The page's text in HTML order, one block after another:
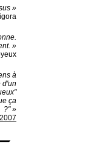
»
»
à
d'un
ça
?" »